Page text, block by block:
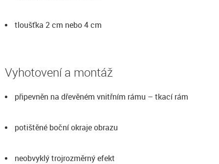
tloušťka 2 cm nebo 4 cm
Vyhotovení a montáž
připevněn na dřevěném vnitřním rámu – tkací rám
potištěné boční okraje obrazu
neobvyklý trojrozměrný efekt